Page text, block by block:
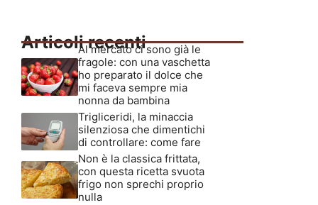
Articoli recenti
Al mercato ci sono già le
fragole: con una vaschetta
ho preparato il dolce che
mi faceva sempre mia
nonna da bambina
Trigliceridi, la minaccia
silenziosa che dimentichi
di controllare: come fare
Non è la classica frittata,
con questa ricetta svuota
frigo non sprechi proprio
nulla